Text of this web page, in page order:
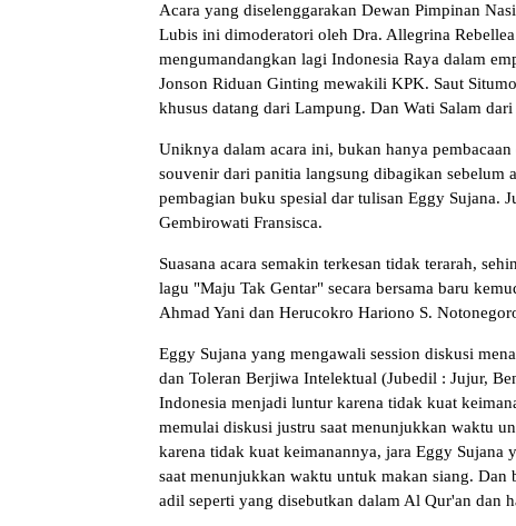
Acara yang diselenggarakan Dewan Pimpinan
Lubis ini dimoderatori oleh Dra. Allegrina
mengumandangkan lagi Indonesia Raya dalam
Jonson Riduan Ginting mewakili KPK. Saut
khusus datang dari Lampung. Dan Wati Salam
Uniknya dalam acara ini, bukan hanya
souvenir dari panitia langsung dibagikan sebelum
pembagian buku spesial dar tulisan Eggy Sujana.
Gembirowati Fransisca.
Suasana acara semakin terkesan tidak terarah,
lagu "Maju Tak Gentar" secara bersama baru
Ahmad Yani dan Herucokro Hariono S.
Eggy Sujana yang mengawali session diskusi
dan Toleran Berjiwa Intelektual (Jubedil : Jujur,
Indonesia menjadi luntur karena tidak kuat
memulai diskusi justru saat menunjukkan waktu
karena tidak kuat keimanannya, jara Eggy
saat menunjukkan waktu untuk makan siang.
adil seperti yang disebutkan dalam Al Qur'an dan